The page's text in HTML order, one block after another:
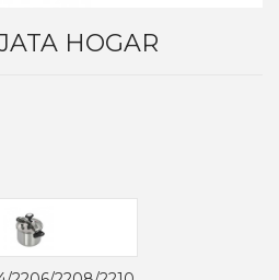
HOGAR